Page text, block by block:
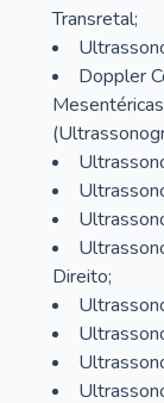
Transretal;
Doppler
Direito;